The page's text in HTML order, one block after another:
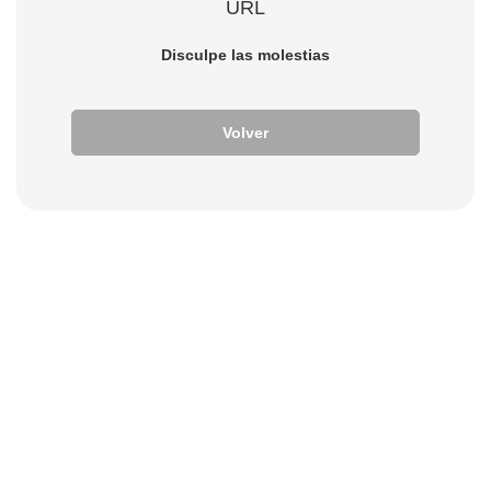
URL
Disculpe las molestias
Volver